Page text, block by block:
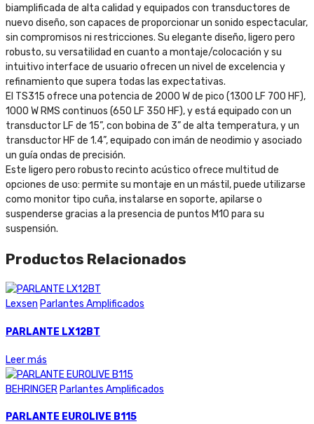
biamplificada de alta calidad y equipados con transductores de
nuevo diseño, son capaces de proporcionar un sonido espectacular,
sin compromisos ni restricciones. Su elegante diseño, ligero pero
robusto, su versatilidad en cuanto a montaje/colocación y su
intuitivo interface de usuario ofrecen un nivel de excelencia y
refinamiento que supera todas las expectativas.
El TS315 ofrece una potencia de 2000 W de pico (1300 LF 700 HF),
1000 W RMS continuos (650 LF 350 HF), y está equipado con un
transductor LF de 15”, con bobina de 3” de alta temperatura, y un
transductor HF de 1.4”, equipado con imán de neodimio y asociado
un guía ondas de precisión.
Este ligero pero robusto recinto acústico ofrece multitud de
opciones de uso: permite su montaje en un mástil, puede utilizarse
como monitor tipo cuña, instalarse en soporte, apilarse o
suspenderse gracias a la presencia de puntos M10 para su
suspensión.
Productos Relacionados
Lexsen Parlantes Amplificados
PARLANTE LX12BT
Leer más
BEHRINGER Parlantes Amplificados
PARLANTE EUROLIVE B115